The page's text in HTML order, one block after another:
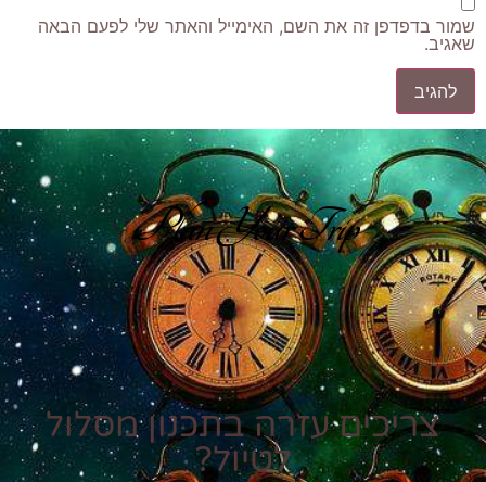
שמור בדפדפן זה את השם, האימייל והאתר שלי לפעם הבאה
שאגיב.
Plan Your Trip
צריכים עזרה בתכנון מסלול
לטיול?